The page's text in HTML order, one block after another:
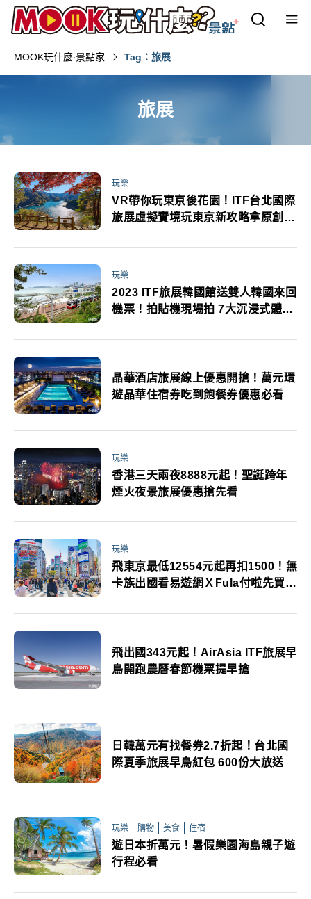
MOOK玩什麼‧景點家 Tag：旅展
旅展
玩樂
VR帶你玩東京後花園！ITF台北國際
旅展虛擬實境玩東京新攻略拿原創禮
玩樂
2023 ITF旅展韓國館送雙人韓國來回
機票！拍貼機現場拍 7大沉浸式體驗
晶華酒店旅展線上優惠開搶！萬元環
遊晶華住宿券吃到飽餐券優惠必看
玩樂
香港三天兩夜8888元起！聖誕跨年
煙火夜景旅展優惠搶先看
玩樂
飛東京最低12554元起再扣1500！無
卡族出國看易遊網ＸFula付啦先買後
飛出國343元起！AirAsia ITF旅展早
鳥開跑農曆春節機票提早搶
日韓萬元有找餐券2.7折起！台北國
際夏季旅展早鳥紅包 600份大放送
玩樂 購物 美食 住宿
遊日本折萬元！暑假樂園海島親子遊
行程必看